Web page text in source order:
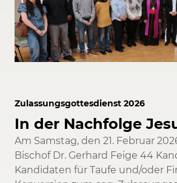
Zulassungsgottesdienst 2026
In der Nachfolge
Am Samstag, den 21. Februar
Bischof Dr. Gerhard Feige 44
Kandidaten für Taufe und/oder